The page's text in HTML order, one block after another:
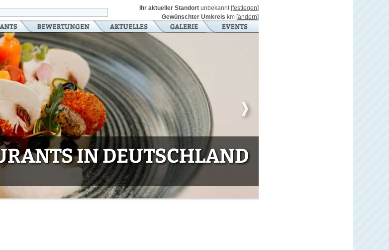
Ihr aktueller Standort unbekannt [festlegen]
Gewünschter Umkreis km [ändern]
IN DEUTSCHLAND